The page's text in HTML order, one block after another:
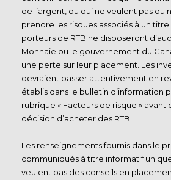
de l’argent, ou qui ne veulent pas ou
prendre les risques associés à un
porteurs de RTB ne disposeront
Monnaie ou le gouvernement du
une perte sur leur placement. Les
devraient passer attentivement en
établis dans le bulletin d’information
rubrique « Facteurs de risque » avant
décision d’acheter des RTB.
Les renseignements fournis dans le
communiqués à titre informatif
veulent pas des conseils en